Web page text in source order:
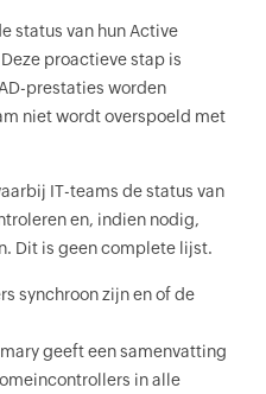
status van hun Active
proactieve stap is
prestaties worden
niet wordt overspoeld met
IT-teams de status van
en, indien nodig,
Dit is geen complete lijst.
synchroon zijn en of de
geeft een samenvatting
in alle